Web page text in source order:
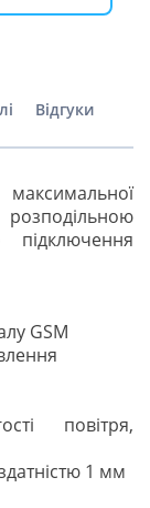
Відгуки
GSM
повітря,
1 мм